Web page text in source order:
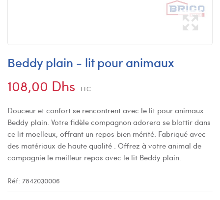
Beddy plain - lit pour animaux
108,00 Dhs TTC
Douceur et confort se rencontrent avec le lit pour animaux
Beddy plain. Votre fidèle compagnon adorera se blottir dans
ce lit moelleux, offrant un repos bien mérité. Fabriqué avec
des matériaux de haute qualité . Offrez à votre animal de
compagnie le meilleur repos avec le lit Beddy plain.
Réf: 7842030006